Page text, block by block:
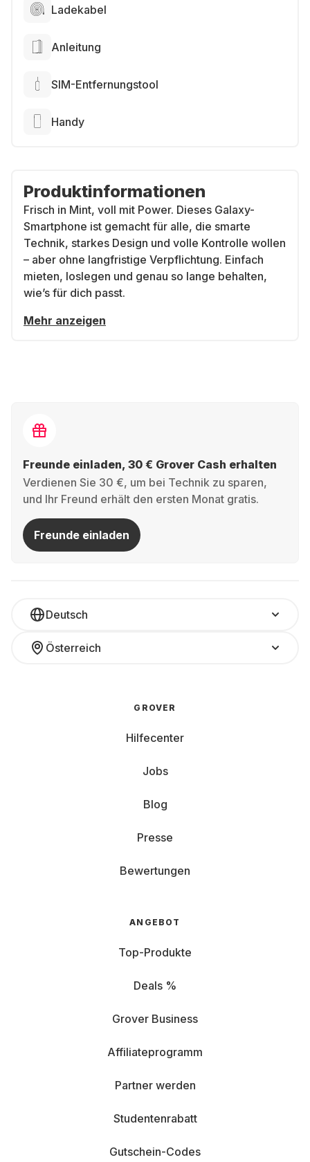
Ladekabel
Anleitung
SIM-Entfernungstool
Handy
Produktinformationen
Frisch in Mint, voll mit Power. Dieses Galaxy-
Smartphone ist gemacht für alle, die smarte
Technik, starkes Design und volle Kontrolle wollen
– aber ohne langfristige Verpflichtung. Einfach
mieten, loslegen und genau so lange behalten,
wie’s für dich passt.
Mehr anzeigen
Freunde einladen, 30 € Grover Cash erhalten
Verdienen Sie 30 €, um bei Technik zu sparen,
und Ihr Freund erhält den ersten Monat gratis.
Freunde einladen
Deutsch
Österreich
GROVER
Hilfecenter
Jobs
Blog
Presse
Bewertungen
ANGEBOT
Top-Produkte
Deals %
Grover Business
Affiliateprogramm
Partner werden
Studentenrabatt
Gutschein-Codes